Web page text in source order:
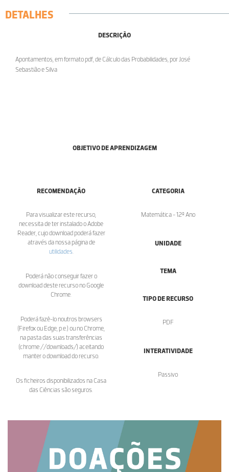
DETALHES
DESCRIÇÃO
Apontamentos, em formato pdf, de Cálculo das Probabilidades, por José
Sebastião e Silva
OBJETIVO DE APRENDIZAGEM
RECOMENDAÇÃO
Para visualizar este recurso,
necessita de ter instalado o Adobe
Reader, cujo download poderá fazer
através da nossa página de
utilidades.
Poderá não conseguir fazer o
download deste recurso no Google
Chrome.
Poderá fazê-lo noutros browsers
(Firefox ou Edge, p.e.) ou no Chrome,
na pasta das suas transferências
(chrome://downloads/) aceitando
manter o download do recurso.
Os ficheiros disponibilizados na Casa
das Ciências são seguros.
CATEGORIA
Matemática - 12º Ano
UNIDADE
TEMA
TIPO DE RECURSO
PDF
INTERATIVIDADE
Passivo